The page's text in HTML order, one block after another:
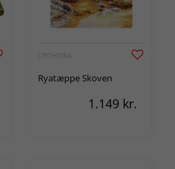
ORCHIDEA
Ryatæppe Skoven
1.149 kr.